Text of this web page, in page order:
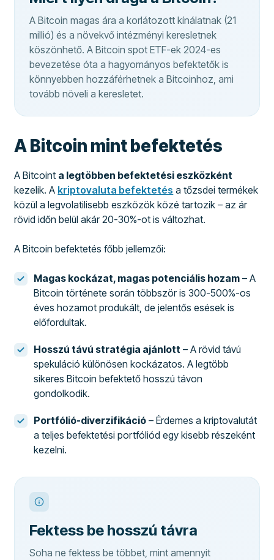
A Bitcoin magas ára a korlátozott kínálatnak (21
millió) és a növekvő intézményi keresletnek
köszönhető. A Bitcoin spot ETF-ek 2024-es
bevezetése óta a hagyományos befektetők is
könnyebben hozzáférhetnek a Bitcoinhoz, ami
tovább növeli a keresletet.
A Bitcoin mint befektetés
A Bitcoint a legtöbben befektetési eszközként
kezelik. A kriptovaluta befektetés a tőzsdei termékek
közül a legvolatilisebb eszközök közé tartozik – az ár
rövid időn belül akár 20-30%-ot is változhat.
A Bitcoin befektetés főbb jellemzői:
Magas kockázat, magas potenciális hozam – A
Bitcoin története során többször is 300-500%-os
éves hozamot produkált, de jelentős esések is
előfordultak.
Hosszú távú stratégia ajánlott – A rövid távú
spekuláció különösen kockázatos. A legtöbb
sikeres Bitcoin befektető hosszú távon
gondolkodik.
Portfólió-diverzifikáció – Érdemes a kriptovalutát
a teljes befektetési portfóliód egy kisebb részeként
kezelni.
Fektess be hosszú távra
Soha ne fektess be többet, mint amennyit